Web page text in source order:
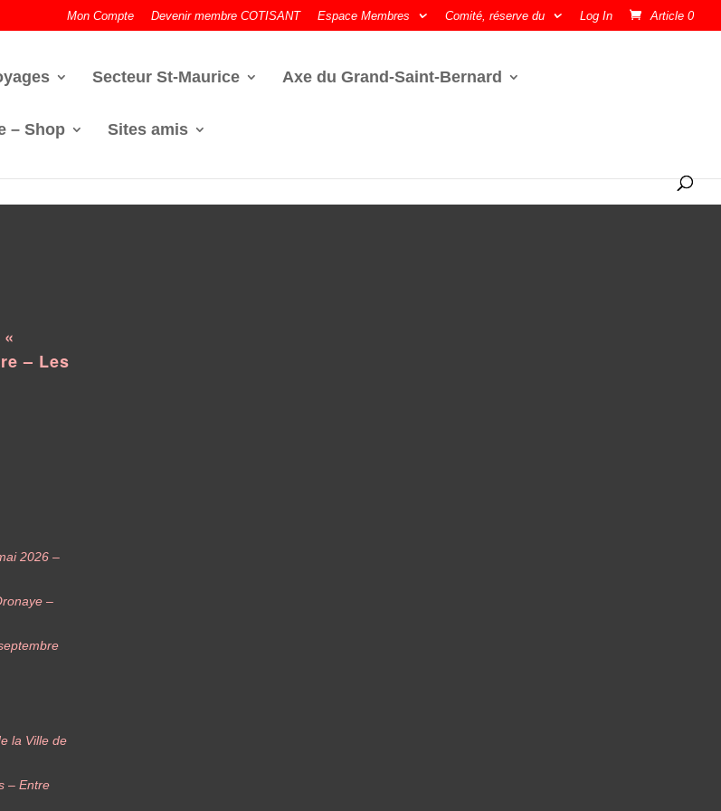
Mon Compte Devenir membre COTISANT Espace Membres Comité, réserve du Log In Article 0
Secteur St-Maurice Axe du Grand-Saint-Bernard
– Shop Sites amis
– Les
2026 –
–
la Ville de
– Entre